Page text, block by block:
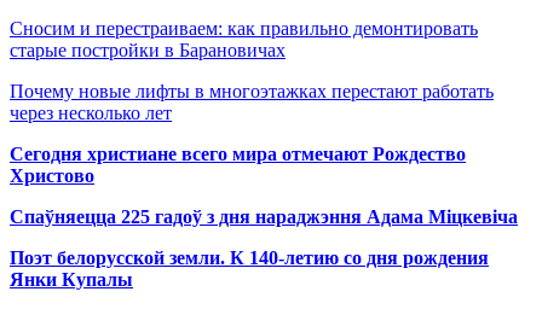
Сносим и перестраиваем: как правильно демонтировать
старые постройки в Барановичах
Почему новые лифты в многоэтажках перестают работать
через несколько лет
Сегодня христиане всего мира отмечают Рождество
Христово
Спаўняецца 225 гадоў з дня нараджэння Адама Міцкевіча
Поэт белорусской земли. К 140-летию со дня рождения
Янки Купалы